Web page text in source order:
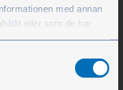
med annan
eller som de har
För att återkalla ditt
ikonen” längst ned till